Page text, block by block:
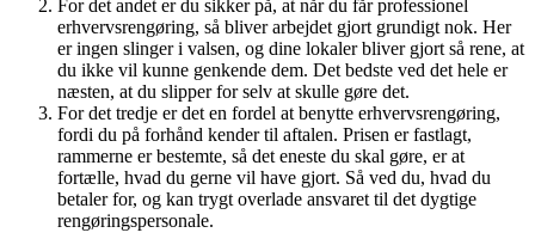
For det andet er du sikker på, at når du får professionel
erhvervsrengøring, så bliver arbejdet gjort grundigt nok. Her
er ingen slinger i valsen, og dine lokaler bliver gjort så rene, at
du ikke vil kunne genkende dem. Det bedste ved det hele er
næsten, at du slipper for selv at skulle gøre det.
For det tredje er det en fordel at benytte erhvervsrengøring,
fordi du på forhånd kender til aftalen. Prisen er fastlagt,
rammerne er bestemte, så det eneste du skal gøre, er at
fortælle, hvad du gerne vil have gjort. Så ved du, hvad du
betaler for, og kan trygt overlade ansvaret til det dygtige
rengøringspersonale.